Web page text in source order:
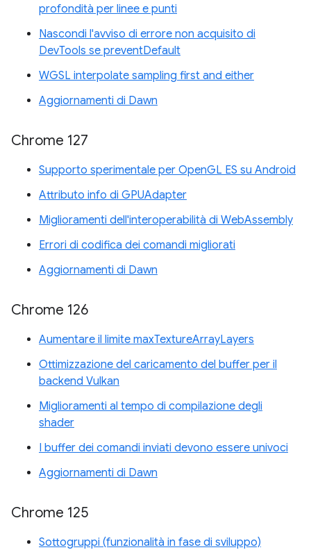
profondità per linee e punti
Nascondi l'avviso di errore non acquisito di
DevTools se preventDefault
WGSL interpolate sampling first and either
Aggiornamenti di Dawn
Chrome 127
Supporto sperimentale per OpenGL ES su Android
Attributo info di GPUAdapter
Miglioramenti dell'interoperabilità di WebAssembly
Errori di codifica dei comandi migliorati
Aggiornamenti di Dawn
Chrome 126
Aumentare il limite maxTextureArrayLayers
Ottimizzazione del caricamento del buffer per il
backend Vulkan
Miglioramenti al tempo di compilazione degli
shader
I buffer dei comandi inviati devono essere univoci
Aggiornamenti di Dawn
Chrome 125
Sottogruppi (funzionalità in fase di sviluppo)